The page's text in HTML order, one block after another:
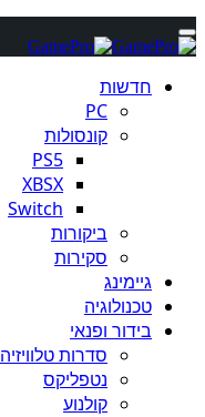
חדשות
PC
קונסולות
PS5
XBSX
Switch
ביקורות
סקירות
גיימינג
טכנולוגיה
בידור ופנאי
סדרות טלוויזיה
נטפליקס
קולנוע